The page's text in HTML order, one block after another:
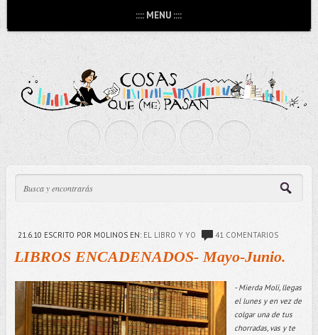
:::: MENU ::::
21.6.10 ESCRITO POR MOLINOS EN: EL LIBRO Y YO 41 COMENTARIOS
LIBROS ENCADENADOS- Mayo-Junio.
- Mierda Moli, llegas
el lunes y en vez de
colgar una de tus
chorradas, vas y te